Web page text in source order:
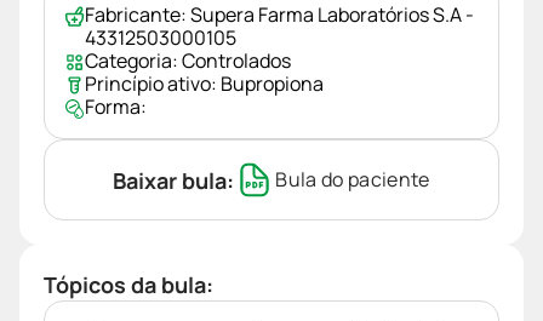
Fabricante:Supera Farma Laboratórios S.A -
43312503000105
Categoria:Controlados
Princípio ativo: Bupropiona
Forma:
Baixar bula: Bula do paciente
Tópicos da bula: